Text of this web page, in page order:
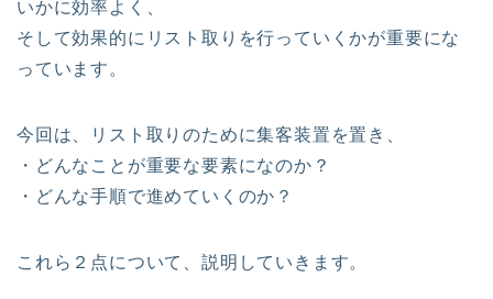
いかに効率よく、
そして効果的にリスト取りを行っていくかが重要にな
っています。
今回は、リスト取りのために集客装置を置き、
・どんなことが重要な要素になのか？
・どんな手順で進めていくのか？
これら２点について、説明していきます。